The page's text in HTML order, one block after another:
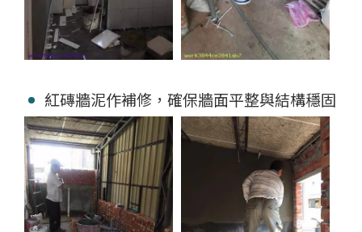
紅磚牆泥作補修，確保牆面平整與結構穩固